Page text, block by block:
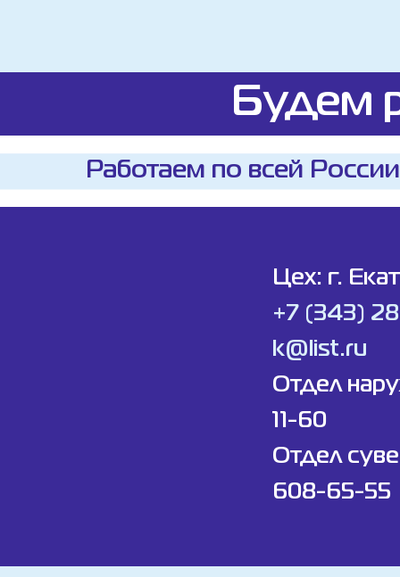
Будем
Работаем по всей
Цех: г.
+7 (343)
k@list.ru
Отдел
11-60
Отдел
608-65-55